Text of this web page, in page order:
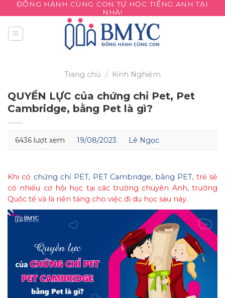
to
content
ĐỒNG HÀNH CÙNG CON TỰ HỌC TIẾNG ANH TẠI
NHÀ!
Trang chủ / Kinh Nghiệm
QUYỀN LỰC của chứng chỉ Pet, Pet
Cambridge, bằng Pet là gì?
6436 lượt xem 19/08/2023 Lê Ngọc
Khi có chứng chỉ PET, PET Cambridge, bằng PET, trẻ sẽ
có nhiều cơ hội học tại các trường chuyên Anh, trường
Quốc tế và là nền tảng cho việc đi du học sau này.